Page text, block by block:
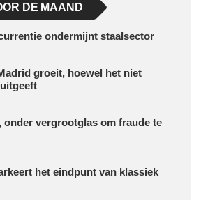
DE MAAND
ondermijnt staalsector
groeit, hoewel het niet
onder vergrootglas om fraude te
het eindpunt van klassiek